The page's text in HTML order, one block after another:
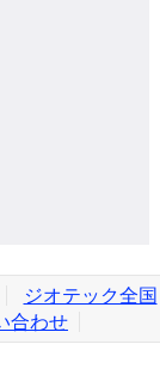
ジオテック全国
合わせ